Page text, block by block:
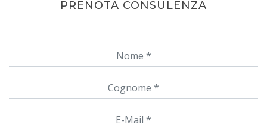
PRENOTA CONSULENZA